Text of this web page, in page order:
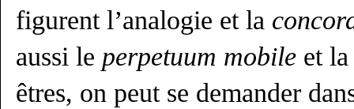
figurent l’analogie et la
aussi le perpetuum mobile et
êtres, on peut se demander